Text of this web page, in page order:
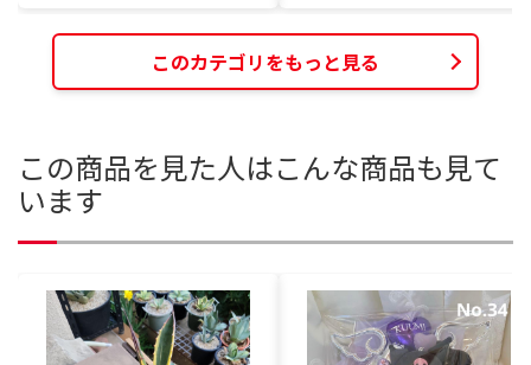
このカテゴリをもっと見る
この商品を見た人はこんな商品も見て
います